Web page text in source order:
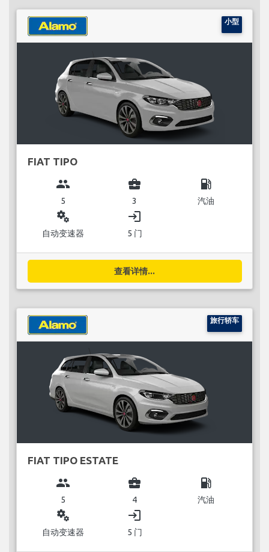
小型
FIAT TIPO
group
5
business_center
3
local_gas_station
汽油
miscellaneous_services
自动变速器
login
5 门
查看详情...
旅行轿车
FIAT TIPO ESTATE
group
5
business_center
4
local_gas_station
汽油
miscellaneous_services
自动变速器
login
5 门